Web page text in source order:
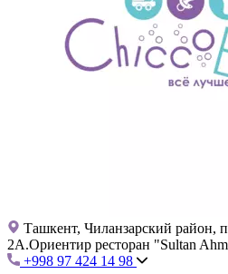
Ташкент, Чиланзарский район,
2А.Ориентир ресторан "Sultan
+998 97 424 14 98